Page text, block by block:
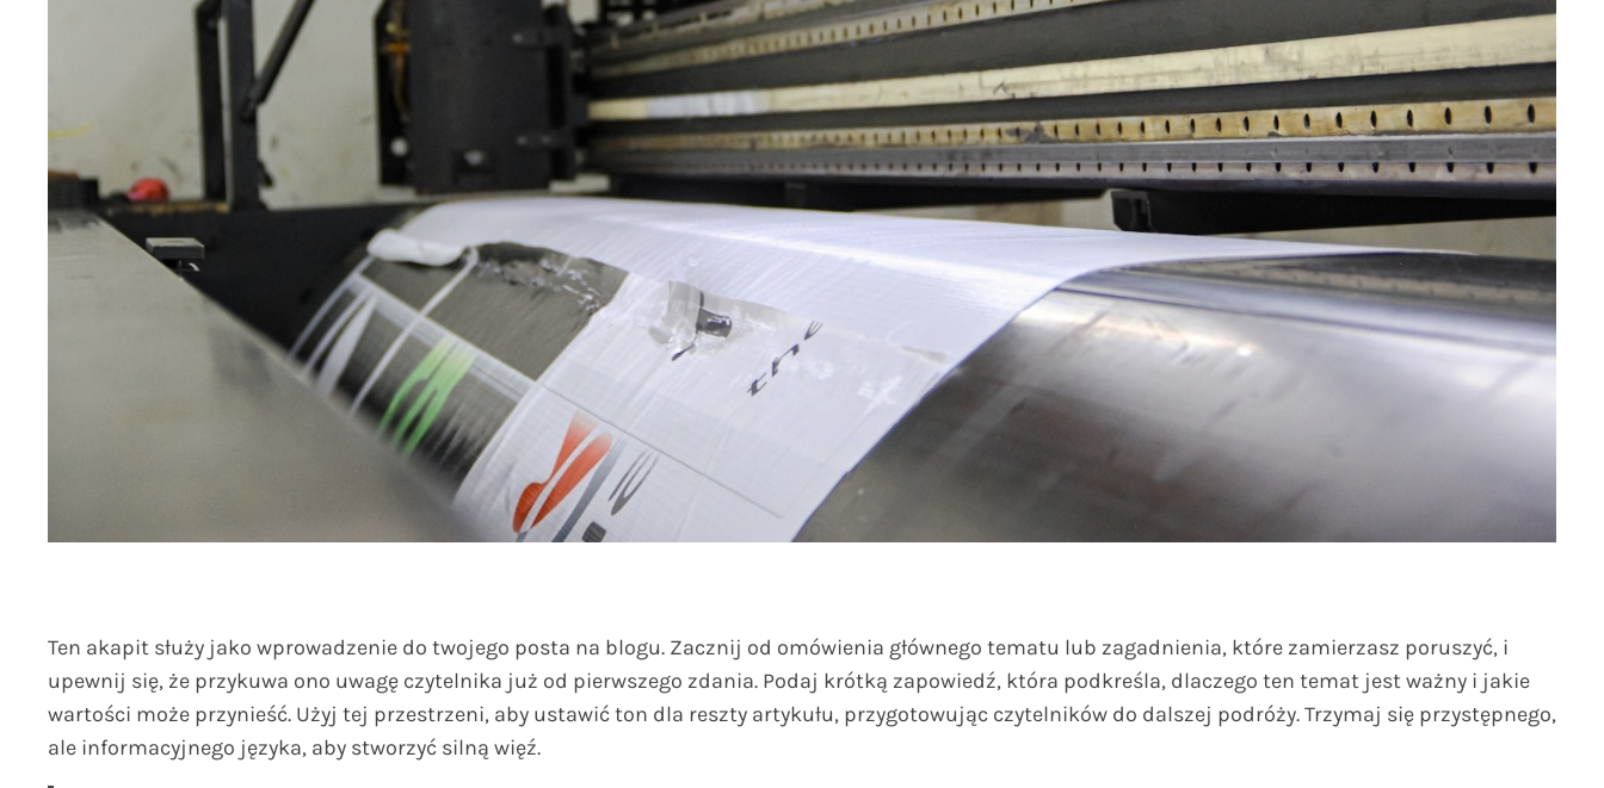
Ten akapit służy jako wprowadzenie do twojego posta na blogu. Zacznij od omówienia głównego tematu lub zagadnienia, które zamierzasz poruszyć, i
upewnij się, że przykuwa ono uwagę czytelnika już od pierwszego zdania. Podaj krótką zapowiedź, która podkreśla, dlaczego ten temat jest ważny i jakie
wartości może przynieść. Użyj tej przestrzeni, aby ustawić ton dla reszty artykułu, przygotowując czytelników do dalszej podróży. Trzymaj się przystępnego,
ale informacyjnego języka, aby stworzyć silną więź.